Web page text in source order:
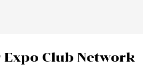
Club Network